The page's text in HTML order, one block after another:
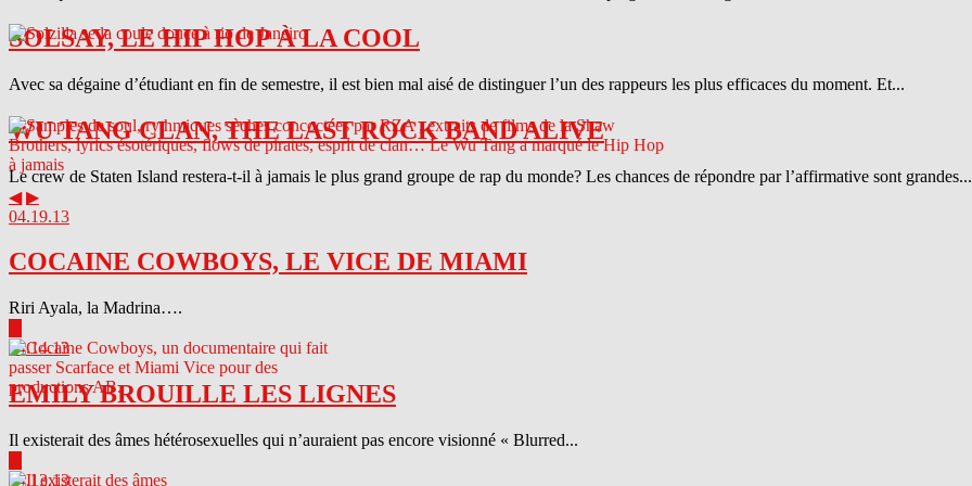
SOLSAY, LE HIP HOP À LA COOL
Avec sa dégaine d’étudiant en fin de semestre, il est bien mal aisé de distinguer l’un des rappeurs les plus efficaces du moment. Et...
WU TANG CLAN, THE LAST ROCK BAND ALIVE
Le crew de Staten Island restera-t-il à jamais le plus grand groupe de rap du monde? Les chances de répondre par l’affirmative sont
◀ ▶
04.19.13
COCAINE COWBOYS, LE VICE DE MIAMI
Riri Ayala, la Madrina….
04.14.13
EMILY BROUILLE LES LIGNES
Il existerait des âmes hétérosexuelles qui n’auraient pas encore visionné « Blurred...
04.13.13